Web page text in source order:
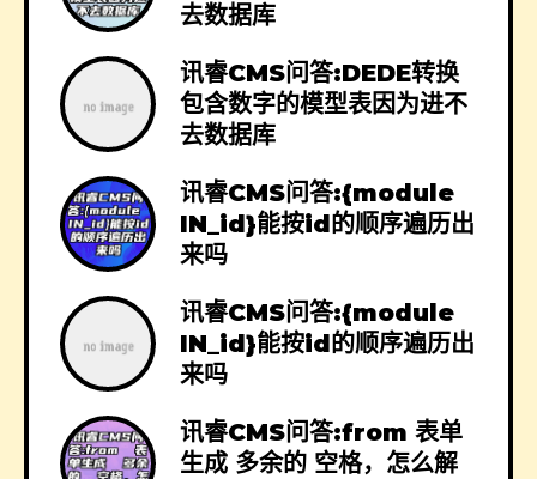
去数据库
讯睿CMS问答:DEDE转换
包含数字的模型表因为进不
去数据库
讯睿CMS问答:{module
IN_id}能按id的顺序遍历出
来吗
讯睿CMS问答:{module
IN_id}能按id的顺序遍历出
来吗
讯睿CMS问答:from 表单
生成 多余的 空格，怎么解